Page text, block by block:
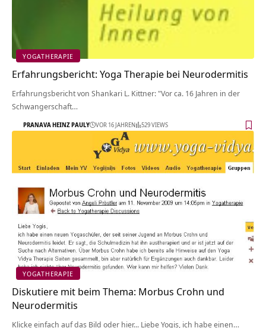
YOGATHERAPIE
Erfahrungsbericht: Yoga Therapie bei Neurodermitis
Erfahrungsbericht von Shankari L. Kittner: "Vor ca. 16 Jahren in der
Schwangerschaft…
PRANAVA HEINZ PAULY VOR 16 JAHREN 529 VIEWS
YOGATHERAPIE
Diskutiere mit beim Thema: Morbus Crohn und
Neurodermitis
Klicke einfach auf das Bild oder hier... Liebe Yogis, ich habe einen…